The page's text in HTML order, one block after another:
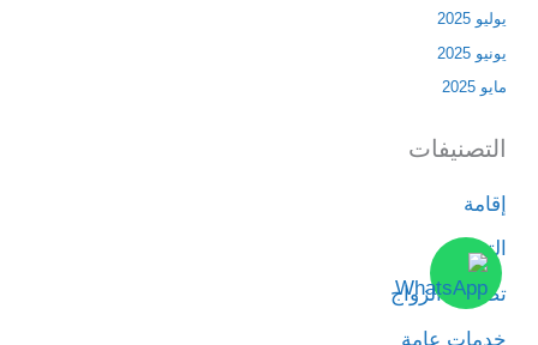
يوليو 2025
يونيو 2025
مايو 2025
التصنيفات
إقامة
التجنيس
تصاريح الزواج
خدمات عامة